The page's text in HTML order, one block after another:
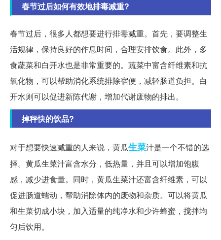
春节过后如何有效地排毒减重?
春节过后，很多人都想要进行排毒减重。首先，要调整生
活规律，保持良好的作息时间，合理安排饮食。此外，多
食蔬菜和白开水也是非常重要的。蔬菜中富含纤维素和抗
氧化物，可以帮助消化系统排除宿便，减轻肠道负担。白
开水则可以促进新陈代谢，增加代谢废物的排出。
掉秤快的饮品?
对于想要快速减重的人来说，黄瓜生菜汁是一个不错的选
择。黄瓜生菜汁富含水分，低热量，并且可以增加饱腹
感，减少进食量。同时，黄瓜生菜汁还富含纤维素，可以
促进肠道蠕动，帮助消除体内的废物和杂质。可以将黄瓜
和生菜切成小块，加入适量的纯净水和少许蜂蜜，搅拌均
匀后饮用。